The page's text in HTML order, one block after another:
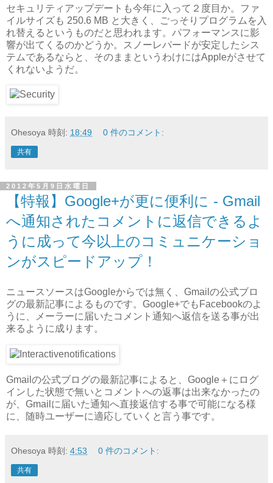
セキュリティアップデートも今年に入って２度目か。ファ
イルサイズも 250.6 MB と大きく、ごっそりプログラムを入
れ替えるというものだと思われます。パフォーマンスに影
響が出てくるのかどうか。スノーレパードが安定したシス
テムであるならと、そのままというわけにはAppleがさせて
くれないようだ。
Ohesoya 時刻: 18:49 0 件のコメント:
共有
2012年5月9日水曜日
【特報】Google+が更に便利に - Gmail
へ通知されたコメントに返信できるよ
うに成って今以上のコミュニケーショ
ンがスピードアップ！
ニュースソースはGoogleからでは無く、Gmailの公式ブロ
グの最新記事によるものです。Google+でもFacebookのよ
うに、メーラーに届いたコメント通知へ返信を送る事が出
来るように成ります。
Gmailの公式ブログの最新記事によると、Google＋にログ
インした状態で無いとコメントへの返事は出来なかったの
が、Gmailに届いた通知へ直接返信する事で可能になる様
に、随時ユーザーに適応していくと言う事です。
Ohesoya 時刻: 4:53 0 件のコメント:
共有